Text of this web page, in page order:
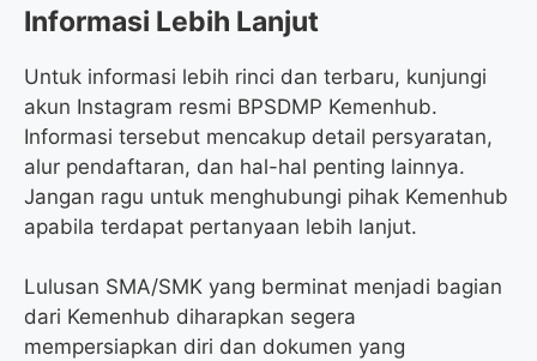
Informasi Lebih Lanjut
Untuk informasi lebih rinci dan terbaru, kunjungi
akun Instagram resmi BPSDMP Kemenhub.
Informasi tersebut mencakup detail persyaratan,
alur pendaftaran, dan hal-hal penting lainnya.
Jangan ragu untuk menghubungi pihak Kemenhub
apabila terdapat pertanyaan lebih lanjut.
Lulusan SMA/SMK yang berminat menjadi bagian
dari Kemenhub diharapkan segera
mempersiapkan diri dan dokumen yang